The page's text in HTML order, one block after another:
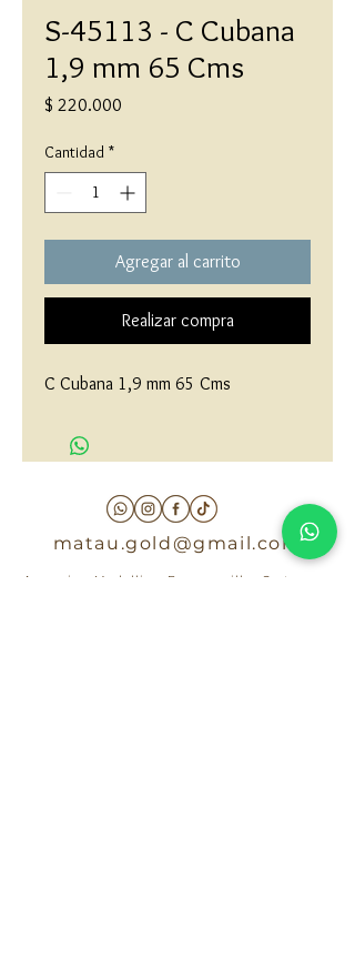
S-45113 - C Cubana
1,9 mm 65 Cms
$ 220.000
Cantidad *
Agregar al carrito
Realizar compra
C Cubana 1,9 mm 65 Cms
matau.gold@gmail.com
Armenia - Medellin - Barranquilla -Cartagena